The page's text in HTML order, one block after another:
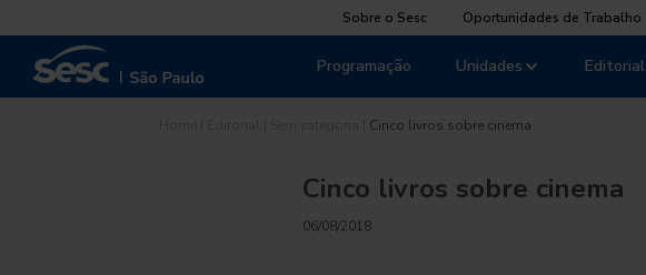
Sobre o Sesc Oportunidades de Trabalho
Unidades
Programação Editorial
Cinco livros sobre cinema
Cinco livros sobre cinema
06/08/2018